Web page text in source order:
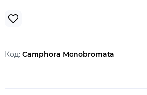
Код: Camphora Monobromata